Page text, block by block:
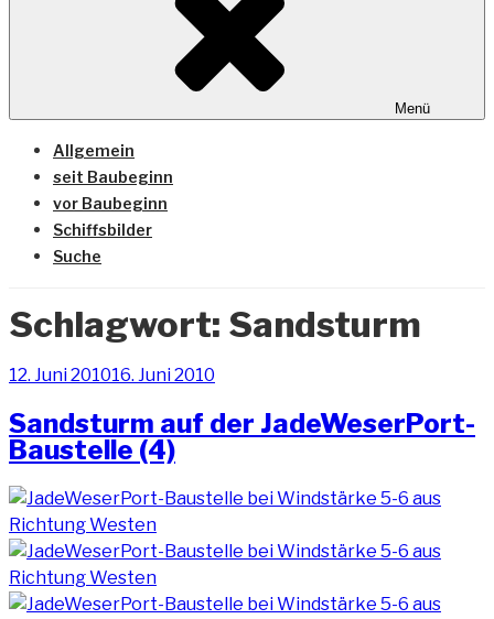
Menü
Allgemein
seit Baubeginn
vor Baubeginn
Schiffsbilder
Suche
Schlagwort: Sandsturm
Veröffentlicht
12. Juni 201016. Juni 2010
Sandsturm auf der JadeWeserPort-
Baustelle (4)